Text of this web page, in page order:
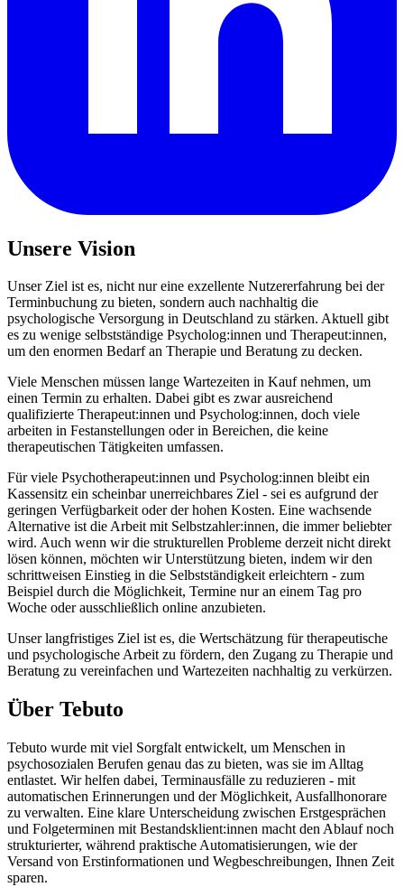
Unsere Vision
Unser Ziel ist es, nicht nur eine exzellente Nutzererfahrung bei der
Terminbuchung zu bieten, sondern auch nachhaltig die
psychologische Versorgung in Deutschland zu stärken. Aktuell gibt
es zu wenige selbstständige Psycholog:innen und Therapeut:innen,
um den enormen Bedarf an Therapie und Beratung zu decken.
Viele Menschen müssen lange Wartezeiten in Kauf nehmen, um
einen Termin zu erhalten. Dabei gibt es zwar ausreichend
qualifizierte Therapeut:innen und Psycholog:innen, doch viele
arbeiten in Festanstellungen oder in Bereichen, die keine
therapeutischen Tätigkeiten umfassen.
Für viele Psychotherapeut:innen und Psycholog:innen bleibt ein
Kassensitz ein scheinbar unerreichbares Ziel - sei es aufgrund der
geringen Verfügbarkeit oder der hohen Kosten. Eine wachsende
Alternative ist die Arbeit mit Selbstzahler:innen, die immer beliebter
wird. Auch wenn wir die strukturellen Probleme derzeit nicht direkt
lösen können, möchten wir Unterstützung bieten, indem wir den
schrittweisen Einstieg in die Selbstständigkeit erleichtern - zum
Beispiel durch die Möglichkeit, Termine nur an einem Tag pro
Woche oder ausschließlich online anzubieten.
Unser langfristiges Ziel ist es, die Wertschätzung für therapeutische
und psychologische Arbeit zu fördern, den Zugang zu Therapie und
Beratung zu vereinfachen und Wartezeiten nachhaltig zu verkürzen.
Über Tebuto
Tebuto wurde mit viel Sorgfalt entwickelt, um Menschen in
psychosozialen Berufen genau das zu bieten, was sie im Alltag
entlastet. Wir helfen dabei, Terminausfälle zu reduzieren - mit
automatischen Erinnerungen und der Möglichkeit, Ausfallhonorare
zu verwalten. Eine klare Unterscheidung zwischen Erstgesprächen
und Folgeterminen mit Bestandsklient:innen macht den Ablauf noch
strukturierter, während praktische Automatisierungen, wie der
Versand von Erstinformationen und Wegbeschreibungen, Ihnen Zeit
sparen.